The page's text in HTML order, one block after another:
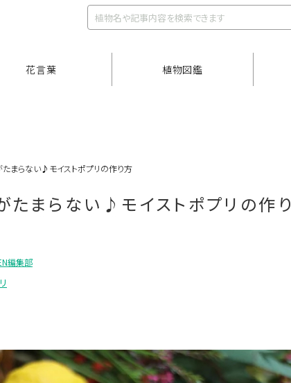
花言葉 植物図鑑
まらない♪モイストポプリの作り方
たまらない♪モイストポプリの作り
編集部